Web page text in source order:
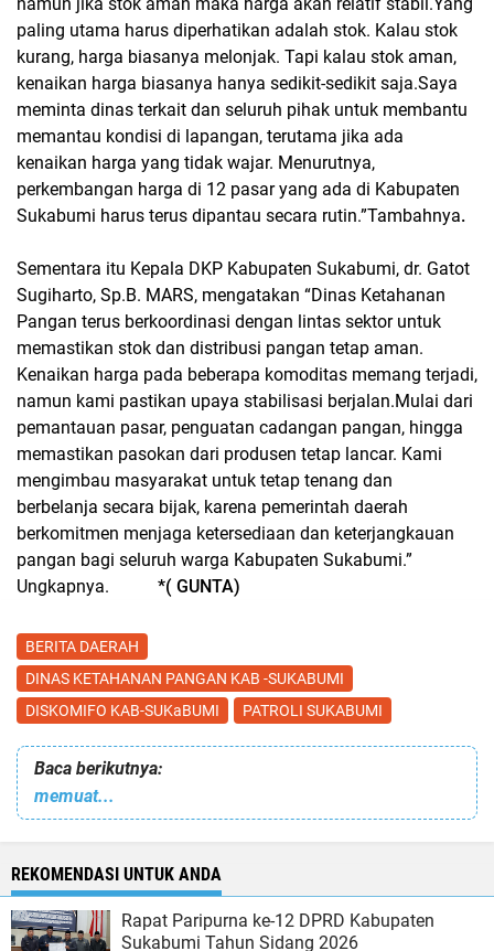
paling utama harus diperhatikan adalah stok. Kalau stok
kurang, harga biasanya melonjak. Tapi kalau stok aman,
kenaikan harga biasanya hanya sedikit-sedikit saja.Saya
meminta dinas terkait dan seluruh pihak untuk membantu
memantau kondisi di lapangan, terutama jika ada
kenaikan harga yang tidak wajar. Menurutnya,
perkembangan harga di 12 pasar yang ada di Kabupaten
Sukabumi harus terus dipantau secara rutin.”Tambahnya.
Sementara itu Kepala DKP Kabupaten Sukabumi, dr. Gatot
Sugiharto, Sp.B. MARS, mengatakan “Dinas Ketahanan
Pangan terus berkoordinasi dengan lintas sektor untuk
memastikan stok dan distribusi pangan tetap aman.
Kenaikan harga pada beberapa komoditas memang terjadi,
namun kami pastikan upaya stabilisasi berjalan.Mulai dari
pemantauan pasar, penguatan cadangan pangan, hingga
memastikan pasokan dari produsen tetap lancar. Kami
mengimbau masyarakat untuk tetap tenang dan
berbelanja secara bijak, karena pemerintah daerah
berkomitmen menjaga ketersediaan dan keterjangkauan
pangan bagi seluruh warga Kabupaten Sukabumi.”
Ungkapnya.
*( GUNTA)
BERITA DAERAH
DINAS KETAHANAN PANGAN KAB -SUKABUMI
DISKOMIFO KAB-SUKaBUMI
PATROLI SUKABUMI
Baca berikutnya:
memuat...
REKOMENDASI UNTUK ANDA
Rapat Paripurna ke-12 DPRD Kabupaten
Sukabumi Tahun Sidang 2026